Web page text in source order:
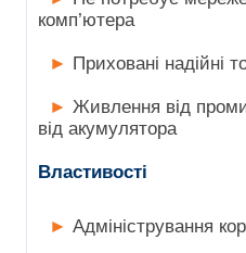
комп’ютера
► Приховані надійні
► Живлення від
від акумулятора
Властивості
► Адміністрування